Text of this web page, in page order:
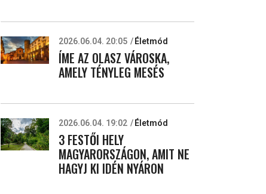
2026.06.04. 20:05 Életmód
ÍME AZ OLASZ VÁROSKA,
AMELY TÉNYLEG MESÉS
2026.06.04. 19:02 Életmód
3 FESTŐI HELY
MAGYARORSZÁGON, AMIT NE
HAGYJ KI IDÉN NYÁRON